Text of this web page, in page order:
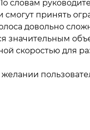
словам
смогут принять
довольно
значительным
скоростью для